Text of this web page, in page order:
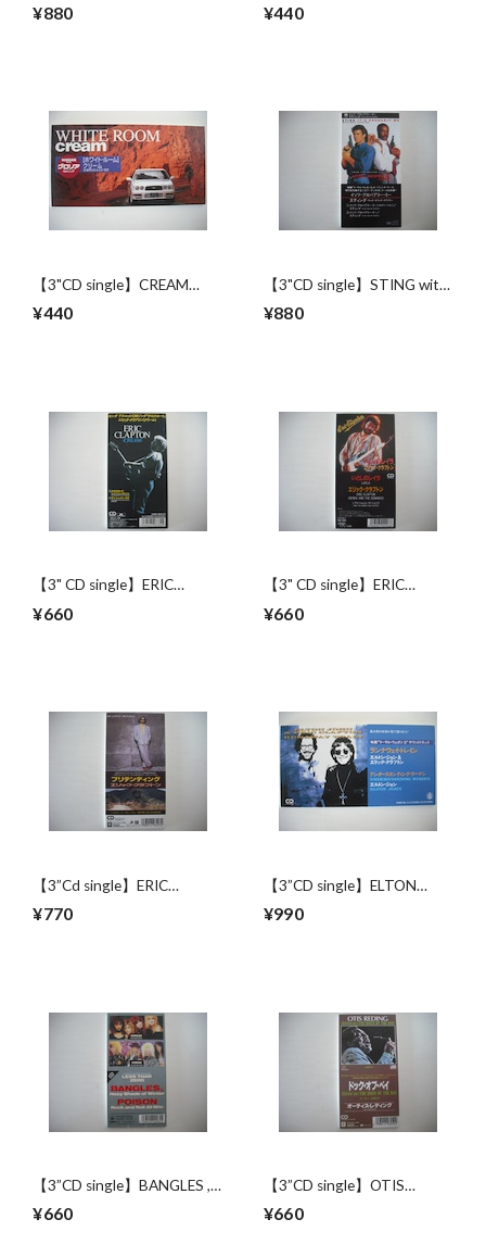
TONIGHT
¥880
TONIGHT
¥440
【3"CD single】CREAM
ROOM
¥440
【3"CD single】STING with
PROBABLY ME
¥880
【3" CD single】ERIC
CROSSROADS (LIVE)
¥660
【3" CD single】ERIC
THE DOMINOS) / LAYLA
¥660
【3”Cd single】ERIC
¥770
【3”CD single】ELTON
RUNAWAY TRAIN
¥990
【3”CD single】BANGLES ,
POISON / HAZY SHADE OF
WINTER , ROCK AND ROLL
¥660
【3”CD single】OTIS
REDING / (SITTIN' ON) THE
DOCK OF THE BAY
¥660